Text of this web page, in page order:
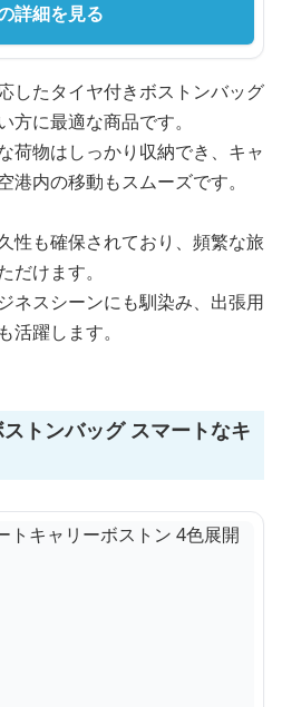
詳細を見る
したタイヤ付きボストンバッグ
方に最適な商品です。
荷物はしっかり収納でき、キャ
港内の移動もスムーズです。
性も確保されており、頻繁な旅
けます。
ネスシーンにも馴染み、出張用
躍します。
トンバッグ スマートなキ